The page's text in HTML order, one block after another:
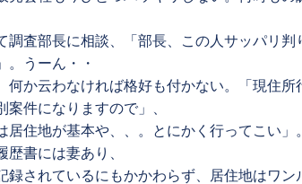
調査部長に相談、「部長、この人サッパリ判
。うーん・・
何か云わなければ格好も付かない。「現住
案件になりますので」、
居住地が基本や、、。とにかく行ってこい
書には妻あり、
録されているにもかかわらず、居住地はワン